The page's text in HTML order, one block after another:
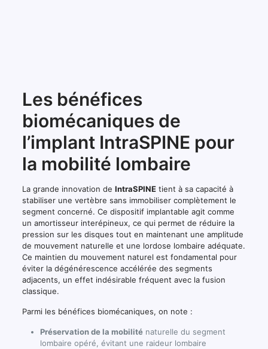
Les bénéfices
biomécaniques de
l’implant IntraSPINE pour
la mobilité lombaire
La grande innovation de IntraSPINEtient à sa capacité à
stabiliser une vertèbre sans immobiliser complètement le
segment concerné. Ce dispositif implantable agit comme
un amortisseur interépineux, ce qui permet de réduire la
pression sur les disques tout en maintenant une amplitude
de mouvement naturelle et une lordose lombaire adéquate.
Ce maintien du mouvement naturel est fondamental pour
éviter la dégénérescence accélérée des segments
adjacents, un effet indésirable fréquent avec la fusion
classique.
Parmi les bénéfices biomécaniques, on note :
Préservation de la mobiliténaturelle du segment
lombaire opéré, évitant une raideur lombaire